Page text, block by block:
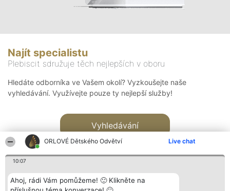
ORLOVÉ Dětského Odvětví Live chat
10:07
Ahoj, rádi Vám pomůžeme! 🙂 Klikněte na
Najít specialistu
Plebiscit sdružuje těch nejlepších v oboru
Hledáte odborníka ve Vašem okolí? Vyzkoušejte naše
vyhledávání. Využívejte pouze ty nejlepší služby!
Vyhledávání